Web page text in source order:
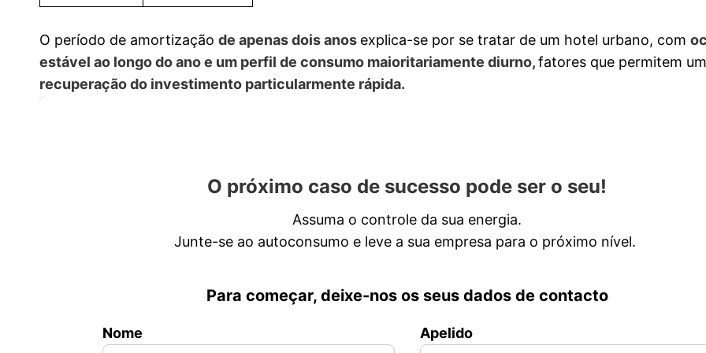
O período de amortização de apenas dois anos explica-se por se tratar de um hotel urbano, com
estável ao longo do ano e um perfil de consumo maioritariamente diurno,fatores que permitem
recuperação do investimento particularmente rápida.
O próximo caso de sucesso pode ser o seu!
Assuma o controle da sua energia.
Junte-se ao autoconsumo e leve a sua empresa para o próximo nível.
Para começar, deixe-nos os seus dados de contacto
Nome Apelido